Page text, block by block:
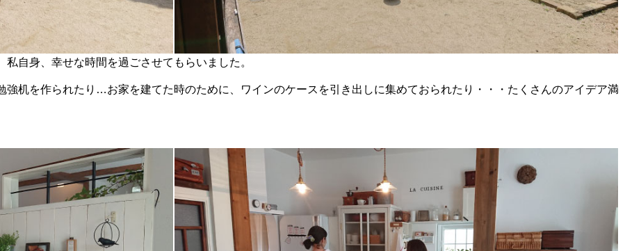
自身、幸せな時間を過ごさせてもらいました。
机を作られたり…お家を建てた時のために、ワインのケースを引き出しに集めておられたり・・・たくさんのアイデア満